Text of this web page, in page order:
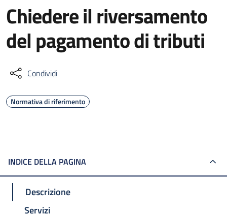
Chiedere il riversamento
del pagamento di tributi
Condividi
Normativa di riferimento
INDICE DELLA PAGINA
Descrizione
Servizi